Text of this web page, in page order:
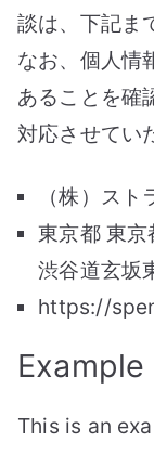
談は、下記ま
なお、個人情
あることを確
対応させてい
（株）ス
東京都 東
渋谷道玄坂
https://
This is an